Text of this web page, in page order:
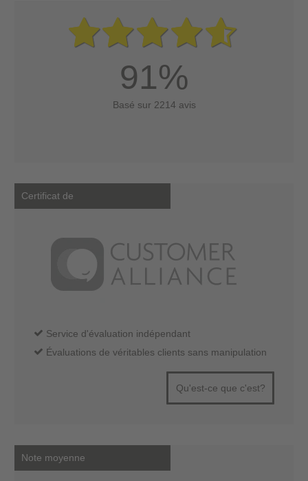
91%
Basé sur 2214 avis
Certificat de
Service d'évaluation indépendant
Évaluations de véritables clients sans manipulation
Qu'est-ce que c'est?
Note moyenne